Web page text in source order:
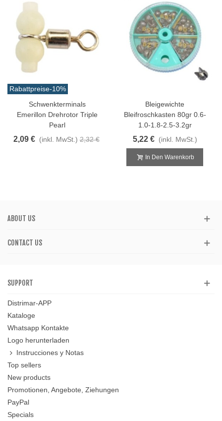
Rabattpreise-10%
Schwenkterminals
Emerillon Drehrotor Triple
Pearl
2,09 € (inkl. MwSt.) 2,32 €
Bleigewichte
Bleifroschkasten 80gr 0.6-
1.0-1.8-2.5-3.2gr
5,22 € (inkl. MwSt.)
In Den Warenkorb
ABOUT US
CONTACT US
SUPPORT
Distrimar-APP
Kataloge
Whatsapp Kontakte
Logo herunterladen
Instrucciones y Notas
Top sellers
New products
Promotionen, Angebote, Ziehungen
PayPal
Specials